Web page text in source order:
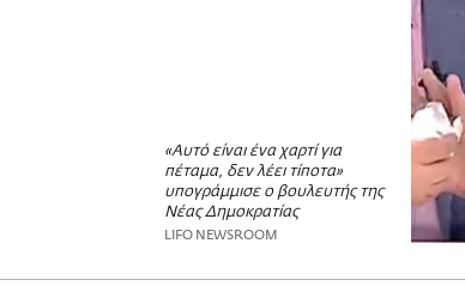
«Αυτό είναι ένα χαρτί για
πέταμα, δεν λέει τίποτα»
υπογράμμισε ο βουλευτής της
Νέας Δημοκρατίας
LIFO NEWSROOM